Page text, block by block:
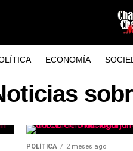
ECONOMÍA
POLÍTICA 2 meses ago